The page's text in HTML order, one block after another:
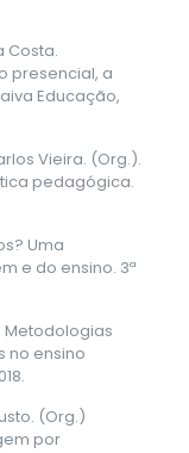
Costa.
presencial, a
Educação,
Vieira. (Org.).
pedagógica.
Uma
e do ensino. 3ª
Metodologias
no ensino
(Org.)
por